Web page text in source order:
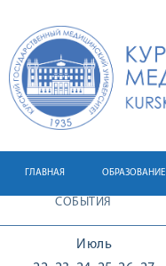
ГЛАВНАЯ ОБРАЗОВАНИЕ
СОБЫТИЯ
Июль